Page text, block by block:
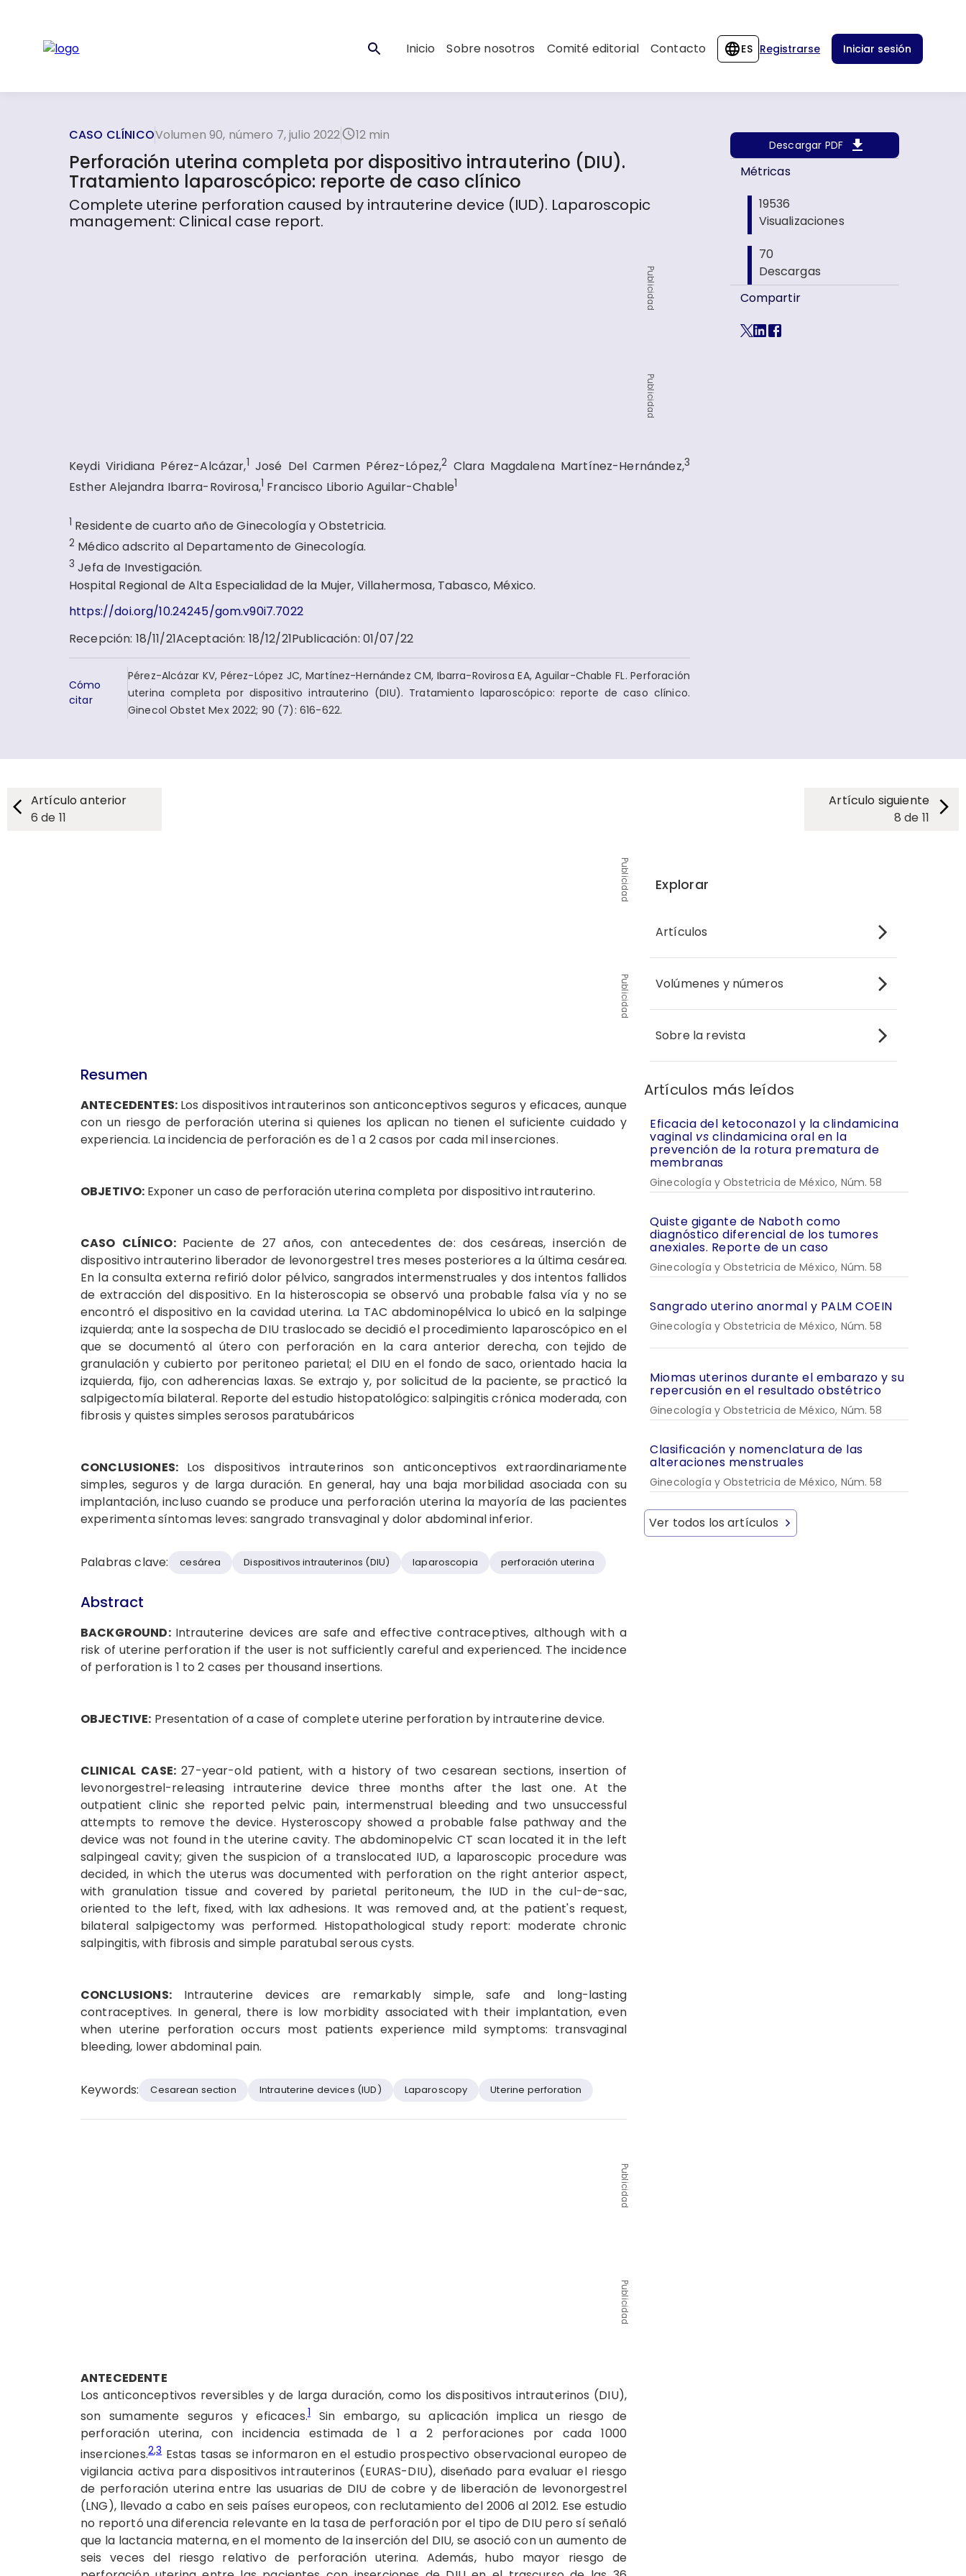
Inicio Sobre nosotros Comité editorial Contacto ES Registrarse Iniciar sesión
CASO CLÍNICOVolumen 90, número 7, julio 2022 12 min
Perforación uterina completa por dispositivo intrauterino (DIU).
Tratamiento laparoscópico: reporte de caso clínico
Complete uterine perforation caused by intrauterine device (IUD). Laparoscopic
management: Clinical case report.
Publicidad
Publicidad
Keydi Viridiana Pérez-Alcázar,1 José Del Carmen Pérez-López,2 Clara Magdalena Martínez-Hernández,3
Esther Alejandra Ibarra-Rovirosa,1 Francisco Liborio Aguilar-Chable1
1 Residente de cuarto año de Ginecología y Obstetricia.
2 Médico adscrito al Departamento de Ginecología.
3 Jefa de Investigación.
Hospital Regional de Alta Especialidad de la Mujer, Villahermosa, Tabasco, México.
https://doi.org/10.24245/gom.v90i7.7022
Recepción: 18/11/21Aceptación: 18/12/21Publicación: 01/07/22
Cómo
citar
Pérez-Alcázar KV, Pérez-López JC, Martínez-Hernández CM, Ibarra-Rovirosa EA, Aguilar-Chable FL. Perforación
uterina completa por dispositivo intrauterino (DIU). Tratamiento laparoscópico: reporte de caso clínico.
Ginecol Obstet Mex 2022; 90 (7): 616-622.
Descargar PDF
Métricas
19536
Visualizaciones
70
Descargas
Compartir
Artículo anterior
6 de 11
Artículo siguiente
8 de 11
Publicidad
Publicidad
Resumen
ANTECEDENTES: Los dispositivos intrauterinos son anticonceptivos seguros y eficaces, aunque
con un riesgo de perforación uterina si quienes los aplican no tienen el suficiente cuidado y
experiencia. La incidencia de perforación es de 1 a 2 casos por cada mil inserciones.
OBJETIVO: Exponer un caso de perforación uterina completa por dispositivo intrauterino.
CASO CLÍNICO: Paciente de 27 años, con antecedentes de: dos cesáreas, inserción de
dispositivo intrauterino liberador de levonorgestrel tres meses posteriores a la última cesárea.
En la consulta externa refirió dolor pélvico, sangrados intermenstruales y dos intentos fallidos
de extracción del dispositivo. En la histeroscopia se observó una probable falsa vía y no se
encontró el dispositivo en la cavidad uterina. La TAC abdominopélvica lo ubicó en la salpinge
izquierda; ante la sospecha de DIU traslocado se decidió el procedimiento laparoscópico en el
que se documentó al útero con perforación en la cara anterior derecha, con tejido de
granulación y cubierto por peritoneo parietal; el DIU en el fondo de saco, orientado hacia la
izquierda, fijo, con adherencias laxas. Se extrajo y, por solicitud de la paciente, se practicó la
salpigectomía bilateral. Reporte del estudio histopatológico: salpingitis crónica moderada, con
fibrosis y quistes simples serosos paratubáricos
CONCLUSIONES: Los dispositivos intrauterinos son anticonceptivos extraordinariamente
simples, seguros y de larga duración. En general, hay una baja morbilidad asociada con su
implantación, incluso cuando se produce una perforación uterina la mayoría de las pacientes
experimenta síntomas leves: sangrado transvaginal y dolor abdominal inferior.
Palabras clave: cesárea Dispositivos intrauterinos (DIU) laparoscopia perforación uterina
Abstract
BACKGROUND: Intrauterine devices are safe and effective contraceptives, although with a
risk of uterine perforation if the user is not sufficiently careful and experienced. The incidence
of perforation is 1 to 2 cases per thousand insertions.
OBJECTIVE: Presentation of a case of complete uterine perforation by intrauterine device.
CLINICAL CASE:27-year-old patient, with a history of two cesarean sections, insertion of
levonorgestrel-releasing intrauterine device three months after the last one. At the
outpatient clinic she reported pelvic pain, intermenstrual bleeding and two unsuccessful
attempts to remove the device. Hysteroscopy showed a probable false pathway and the
device was not found in the uterine cavity. The abdominopelvic CT scan located it in the left
salpingeal cavity; given the suspicion of a translocated IUD, a laparoscopic procedure was
decided, in which the uterus was documented with perforation on the right anterior aspect,
with granulation tissue and covered by parietal peritoneum, the IUD in the cul-de-sac,
oriented to the left, fixed, with lax adhesions. It was removed and, at the patient's request,
bilateral salpigectomy was performed. Histopathological study report: moderate chronic
salpingitis, with fibrosis and simple paratubal serous cysts.
CONCLUSIONS:Intrauterine devices are remarkably simple, safe and long-lasting
contraceptives. In general, there is low morbidity associated with their implantation, even
when uterine perforation occurs most patients experience mild symptoms: transvaginal
bleeding, lower abdominal pain.
Keywords: Cesarean section Intrauterine devices (IUD) Laparoscopy Uterine perforation
Publicidad
Publicidad
ANTECEDENTE
Los anticonceptivos reversibles y de larga duración, como los dispositivos intrauterinos (DIU),
son sumamente seguros y eficaces.1
Sin embargo, su aplicación implica un riesgo de
perforación uterina, con incidencia estimada de 1 a 2 perforaciones por cada 1000
inserciones.2,3Estas tasas se informaron en el estudio prospectivo observacional europeo de
vigilancia activa para dispositivos intrauterinos (EURAS-DIU), diseñado para evaluar el riesgo
de perforación uterina entre las usuarias de DIU de cobre y de liberación de levonorgestrel
(LNG), llevado a cabo en seis países europeos, con reclutamiento del 2006 al 2012. Ese estudio
no reportó una diferencia relevante en la tasa de perforación por el tipo de DIU pero sí señaló
que la lactancia materna, en el momento de la inserción del DIU, se asoció con un aumento de
seis veces del riesgo relativo de perforación uterina. Además, hubo mayor riesgo de
Explorar
Artículos
Volúmenes y números
Sobre la revista
Artículos más leídos
Eficacia del ketoconazol y la clindamicina
vaginal vs clindamicina oral en la
prevención de la rotura prematura de
membranas
Ginecología y Obstetricia de México, Núm. 58
Quiste gigante de Naboth como
diagnóstico diferencial de los tumores
anexiales. Reporte de un caso
Ginecología y Obstetricia de México, Núm. 58
Sangrado uterino anormal y PALM COEIN
Ginecología y Obstetricia de México, Núm. 58
Miomas uterinos durante el embarazo y su
repercusión en el resultado obstétrico
Ginecología y Obstetricia de México, Núm. 58
Clasificación y nomenclatura de las
alteraciones menstruales
Ginecología y Obstetricia de México, Núm. 58
Ver todos los artículos